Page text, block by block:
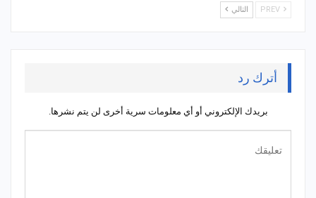
التالي
أترك رد
بريدك الإلكتروني أو أي معلومات سرية أخرى لن يتم نشرها.